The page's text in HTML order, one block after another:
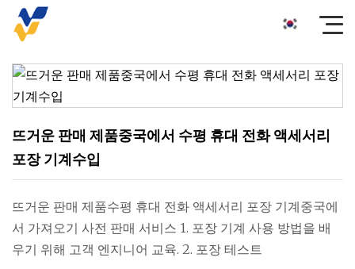
뜨거운 판매 제품중국에서 수평 휴대 전화 액세서리
포장 기계수입
뜨거운 판매 제품수평 휴대 전화 액세서리 포장 기계중국에
서 가져오기 사전 판매 서비스 1. 포장 기계 사용 방법을 배
우기 위해 고객 엔지니어 교육. 2. 포장 테스트